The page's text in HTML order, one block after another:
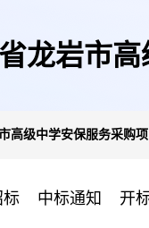
龙岩市
高级中学安保服务采购
标 中标通知 开